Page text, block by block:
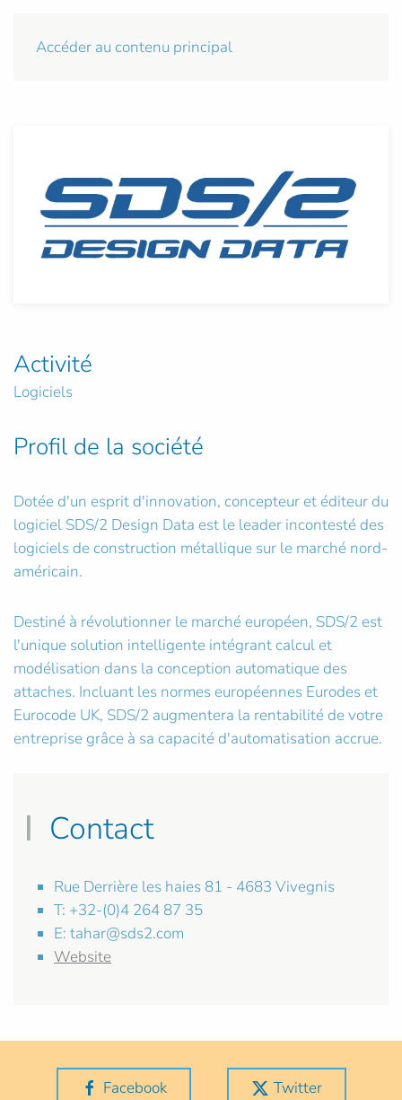
Accéder au contenu principal
Activité
Logiciels
Profil de la société
Dotée d'un esprit d'innovation, concepteur et éditeur du
logiciel SDS/2 Design Data est le leader incontesté des
logiciels de construction métallique sur le marché nord-
américain.
Destiné à révolutionner le marché européen, SDS/2 est
l'unique solution intelligente intégrant calcul et
modélisation dans la conception automatique des
attaches. Incluant les normes européennes Eurodes et
Eurocode UK, SDS/2 augmentera la rentabilité de votre
entreprise grâce à sa capacité d'automatisation accrue.
Contact
Rue Derrière les haies 81 - 4683 Vivegnis
T: +32-(0)4 264 87 35
E: tahar@sds2.com
Website
Facebook Twitter